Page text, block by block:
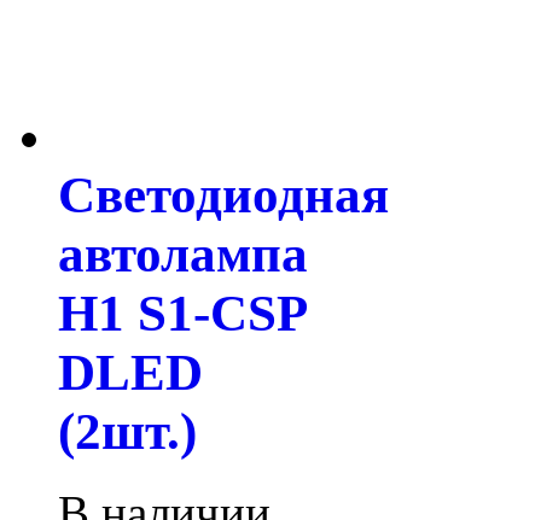
Светодиодная
автолампа
H1 S1-CSP
DLED
(2шт.)